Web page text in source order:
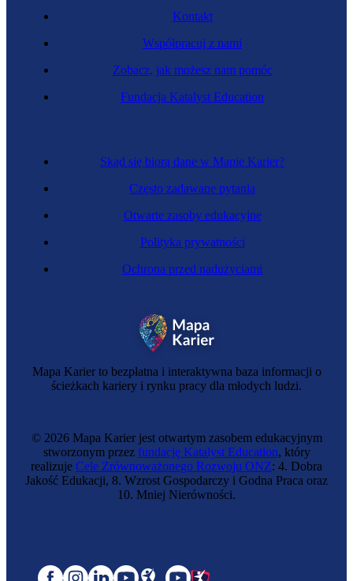
Mapa Karier to bezpłatna i interaktywna baza informacji o
ścieżkach kariery i rynku pracy dla młodych ludzi.
Skąd się biorą dane w Mapie Karier?
Często zadawane pytania
Otwarte zasoby edukacyjne
Polityka prywatności
Ochrona przed nadużyciami
Kontakt
Współpracuj z nami
Zobacz, jak możesz nam pomóc
Fundacja Katalyst Education
© 2026 Mapa Karier jest otwartym zasobem edukacyjnym
stworzonym przez fundację Katalyst Education, który
realizuje Cele Zrównoważonego Rozwoju ONZ: 4. Dobra
Jakość Edukacji, 8. Wzrost Gospodarczy i Godna Praca oraz
10. Mniej Nierówności.